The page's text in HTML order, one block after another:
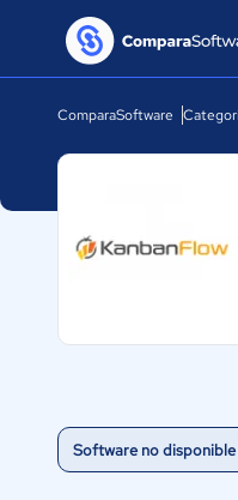
ComparaSoftware
Software no disponible